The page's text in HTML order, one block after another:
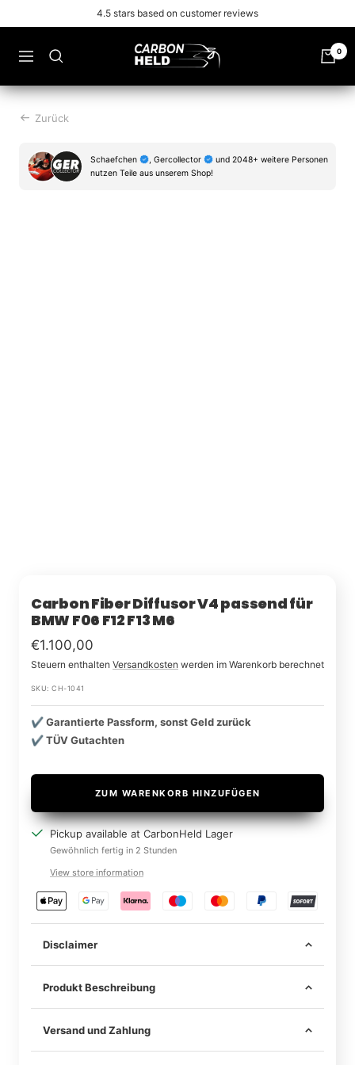
Inhalt
Free shipping from 99€
Navigation
Carbonheld 0
Zurück
Schaefchen , Gercollector
und 2048+ weitere Personen
nutzen Teile aus unserem Shop!
Carbon Fiber Diffusor V4 passend für
BMW F06 F12 F13 M6
Im
Rabatt
€1.100,00
Steuern enthalten Versandkosten werden im Warenkorb berechnet
SKU:CH-1041
✔️ Garantierte Passform, sonst Geld zurück
✔️ TÜV Gutachten
ZUM WARENKORB HINZUFÜGEN
Pickup available at CarbonHeld Lager
Gewöhnlich fertig in 2 Stunden
View store information
Disclaimer
Produkt Beschreibung
Versand und Zahlung